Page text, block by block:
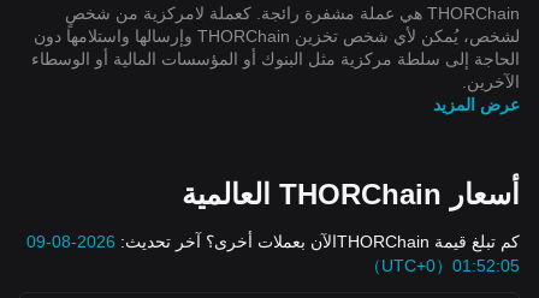
THORChain هي عملة مشفرة رائجة. كعملة لامركزية من شخصٍ
لشخص، يُمكن لأي شخص تخزين THORChain وإرسالها واستلامها دون
الحاجة إلى سلطة مركزية مثل البنوك أو المؤسسات المالية أو الوسطاء
الآخرين.
عرض المزيد
أسعار THORChain العالمية
كم تبلغ قيمة THORChainالآن بعملات أخرى؟ آخر تحديث:
2026-08-09
01:52:05（UTC+0）